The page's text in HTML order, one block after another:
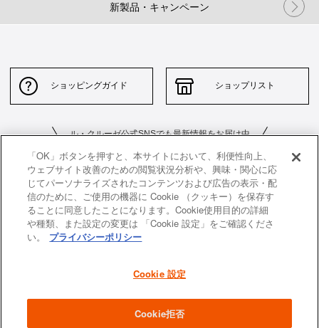
新製品・キャンペーン
ショッピングガイド ショップリスト
ル・クルーゼ公式SNSでも最新情報をお届け中
お問い合わせ サイトポリシー
「OK」ボタンを押すと、本サイトにおいて、利便性向上、
ウェブサイト改善のための閲覧状況分析や、興味・関心に応
じてパーソナライズされたコンテンツおよび広告の表示・配
信のために、ご使用の機器に Cookie （クッキー）を保存す
ることに同意したことになります。Cookie使用目的の詳細
や種類、また設定の変更は 「Cookie 設定」をご確認くださ
い。
プライバシーポリシー
Cookie 設定
Cookie拒否